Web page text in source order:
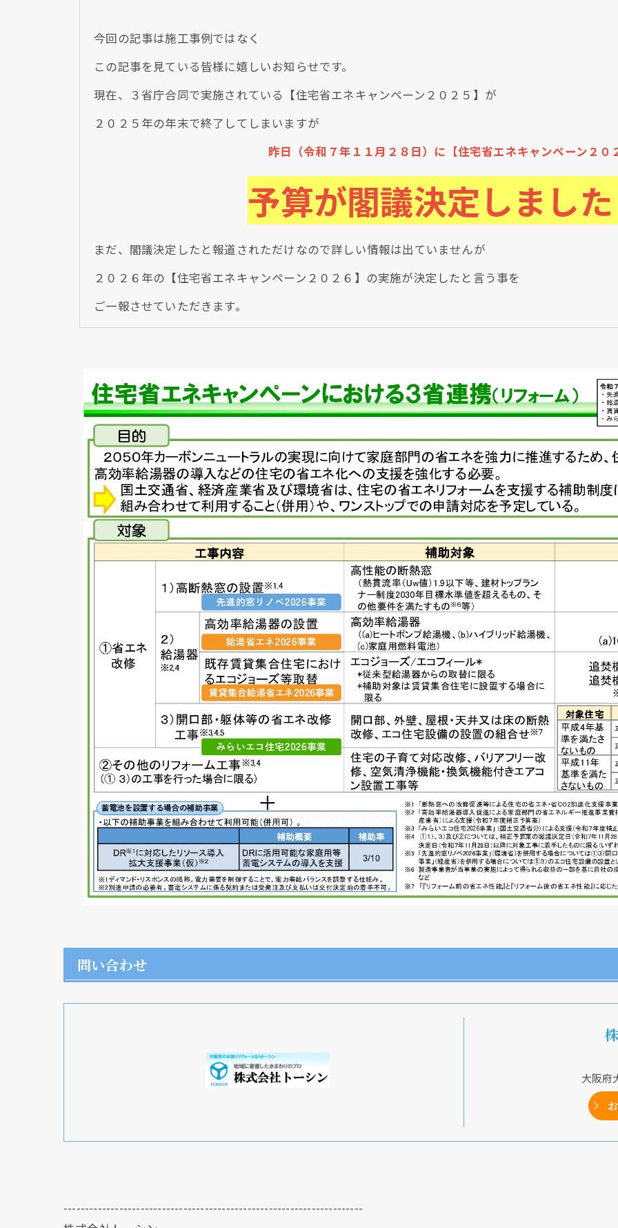
今回の記事は施工事例ではなく
この記事を見ている皆様に嬉しいお知らせです。
現在、３省庁合同で実施されている【住宅省エネキャンペーン２０２５】が
２０２５年の年末で終了してしまいますが
昨日（令和７年１１月２８日）に【住宅省エネキャンペーン２０
予算が閣議決定しまし
まだ、閣議決定したと報道されただけなので詳しい情報は出ていませんが
２０２６年の【住宅省エネキャンペーン２０２６】の実施が決定したと言う事を
ご一報させていただきます。
問い合わせ
大阪府
----------------------------------------------------------------------
現在、新聞に入っている折込チラシです。
クリックでチラシのページにジャンプします